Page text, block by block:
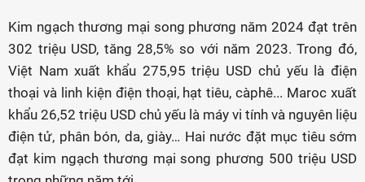
Kim ngạch thương mại song phương năm 2024 đạt trên
302 triệu USD, tăng 28,5% so với năm 2023. Trong đó,
Việt Nam xuất khẩu 275,95 triệu USD chủ yếu là điện
thoại và linh kiện điện thoại, hạt tiêu, càphê... Maroc xuất
khẩu 26,52 triệu USD chủ yếu là máy vi tính và nguyên liệu
điện tử, phân bón, da, giày… Hai nước đặt mục tiêu sớm
đạt kim ngạch thương mại song phương 500 triệu USD